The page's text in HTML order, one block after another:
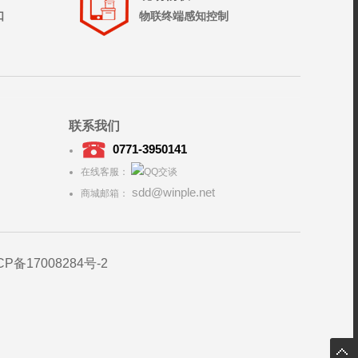
物联终端感知控制
联系我们
0771-3950141
在线客服：
商城邮箱：
sdd@winple.net
备17008284号-2